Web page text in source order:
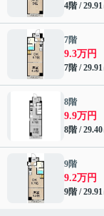
4階 /
7階
9.3万円
7階 /
8階
9.9万円
8階 /
9階
9.2万円
9階 /